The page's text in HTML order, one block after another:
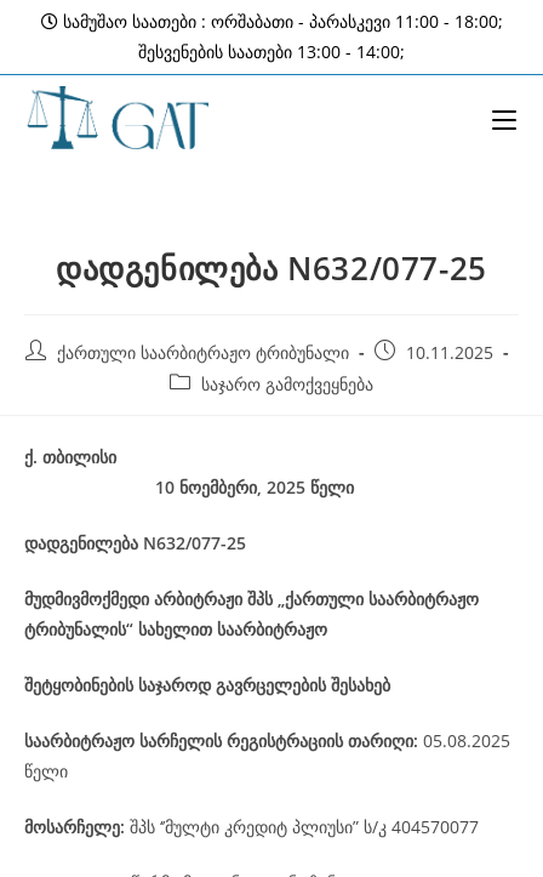
content
სამუშაო საათები : ორშაბათი - პარასკევი 11:00 - 18:00;
შესვენების საათები 13:00 - 14:00;
დადგენილება N632/077-25
Post ქართული საარბიტრაჟო ტრიბუნალი
Post 10.11.2025
Post საჯარო გამოქვეყნება
ქ. თბილისი
10 ნოემბერი, 2025 წელი
დადგენილება N632/077-25
მუდმივმოქმედი არბიტრაჟი შპს „ქართული საარბიტრაჟო
ტრიბუნალის“ სახელით საარბიტრაჟო
შეტყობინების საჯაროდ გავრცელების შესახებ
საარბიტრაჟო სარჩელის რეგისტრაციის თარიღი: 05.08.2025
წელი
მოსარჩელე: შპს ‘’მულტი კრედიტ პლიუსი” ს/კ 404570077